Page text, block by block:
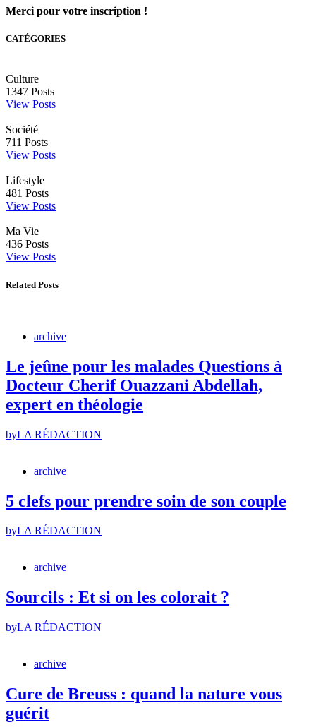
Merci pour votre inscription !
CATÉGORIES
Culture
1347 Posts
View Posts
Société
711 Posts
View Posts
Lifestyle
481 Posts
View Posts
Ma Vie
436 Posts
View Posts
Related Posts
archive
Le jeûne pour les malades Questions à
Docteur Cherif Ouazzani Abdellah,
expert en théologie
byLA RÉDACTION
archive
5 clefs pour prendre soin de son couple
byLA RÉDACTION
archive
Sourcils : Et si on les colorait ?
byLA RÉDACTION
archive
Cure de Breuss : quand la nature vous
guérit